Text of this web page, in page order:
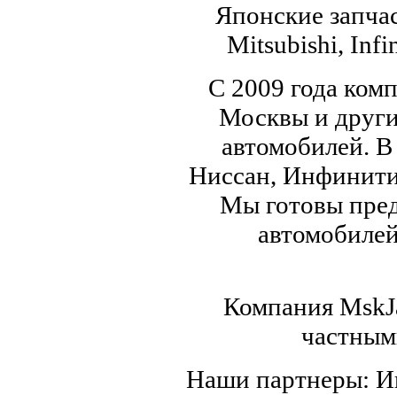
Японские
Mitsubishi,
С 2009 года
Москвы и
автомобилей.
Ниссан,
Мы готовы
Компания
Наши партнеры: